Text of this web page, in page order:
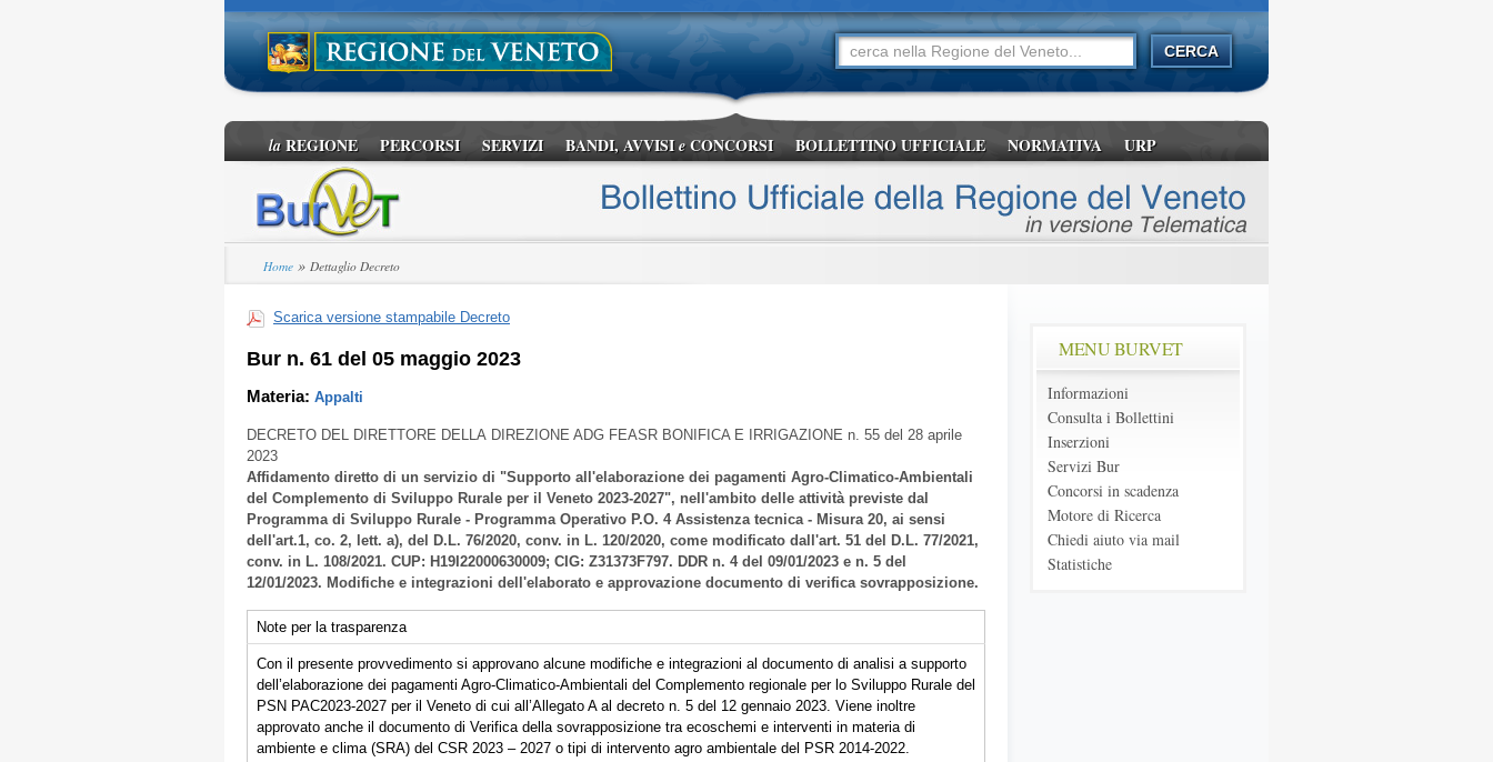
laREGIONE PERCORSI SERVIZI BANDI, AVVISIeCONCORSI BOLLETTINO UFFICIALE NORMATIVA URP
Home » Dettaglio Decreto
Scarica versione stampabile Decreto
Bur n. 61 del 05 maggio 2023
Materia: Appalti
DECRETO DEL DIRETTORE DELLA DIREZIONE ADG FEASR BONIFICA E IRRIGAZIONE n. 55 del 28 aprile
2023
Affidamento diretto di un servizio di "Supporto all'elaborazione dei pagamenti Agro-Climatico-Ambientali
del Complemento di Sviluppo Rurale per il Veneto 2023-2027", nell'ambito delle attività previste dal
Programma di Sviluppo Rurale - Programma Operativo P.O. 4 Assistenza tecnica - Misura 20, ai sensi
dell'art.1, co. 2, lett. a), del D.L. 76/2020, conv. in L. 120/2020, come modificato dall'art. 51 del D.L. 77/2021,
conv. in L. 108/2021. CUP: H19I22000630009; CIG: Z31373F797. DDR n. 4 del 09/01/2023 e n. 5 del
12/01/2023. Modifiche e integrazioni dell'elaborato e approvazione documento di verifica sovrapposizione.
Note per la trasparenza
Con il presente provvedimento si approvano alcune modifiche e integrazioni al documento di analisi a supporto
dell’elaborazione dei pagamenti Agro-Climatico-Ambientali del Complemento regionale per lo Sviluppo Rurale del
PSN PAC2023-2027 per il Veneto di cui all’Allegato A al decreto n. 5 del 12 gennaio 2023. Viene inoltre
approvato anche il documento di Verifica della sovrapposizione tra ecoschemi e interventi in materia di
ambiente e clima (SRA) del CSR 2023 – 2027 o tipi di intervento agro ambientale del PSR 2014-2022.
MENU BURVET
Informazioni
Consulta i Bollettini
Inserzioni
Servizi Bur
Concorsi in scadenza
Motore di Ricerca
Chiedi aiuto via mail
Statistiche